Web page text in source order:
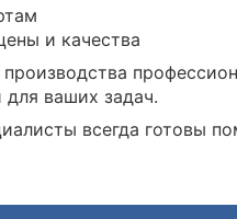
и качества
ваших задач.
всегда готовы